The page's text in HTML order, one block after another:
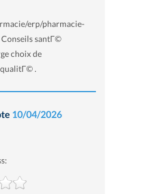
erp/pharmacie-
santГ©
choix de
.
10/04/2026